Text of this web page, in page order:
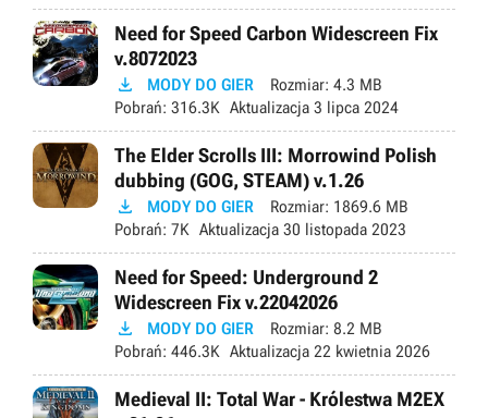
Need for Speed Carbon Widescreen Fix
v.8072023
 MODY DO GIER Rozmiar: 4.3 MB
Pobrań: 316.3K Aktualizacja 3 lipca 2024
The Elder Scrolls III: Morrowind Polish
dubbing (GOG, STEAM) v.1.26
 MODY DO GIER Rozmiar: 1869.6 MB
Pobrań: 7K Aktualizacja 30 listopada 2023
Need for Speed: Underground 2
Widescreen Fix v.22042026
 MODY DO GIER Rozmiar: 8.2 MB
Pobrań: 446.3K Aktualizacja 22 kwietnia 2026
Medieval II: Total War - Królestwa M2EX